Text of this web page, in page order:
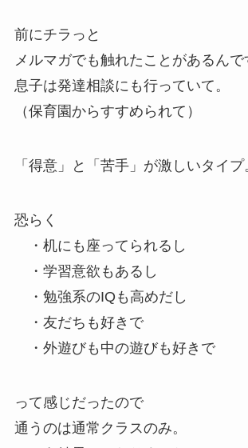
前にチラっと
メルマガでも触れたことがあるんで
息子は発達相談にも行っていて。
（保育園からすすめられて）
「得意」と「苦手」が激しいタイプ
恐らく
・机にも座ってられるし
・学習意欲もあるし
・勉強系のIQも高めだし
・友だちも好きで
・外遊びも中の遊びも好きで
って感じだったので
通うのは通常クラスのみ。